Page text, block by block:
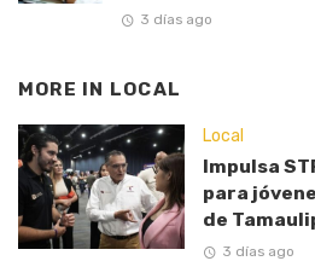
3 días ago
MORE IN LOCAL
Local
Impulsa
para
de
3 días ago